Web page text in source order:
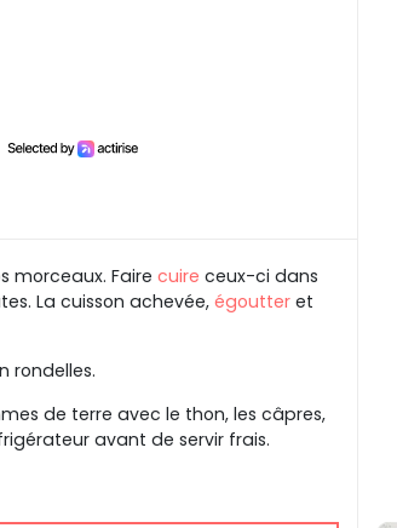
morceaux. Faire cuire ceux-ci dans
La cuisson achevée, égoutter et
rondelles.
de terre avec le thon, les câpres,
avant de servir frais.